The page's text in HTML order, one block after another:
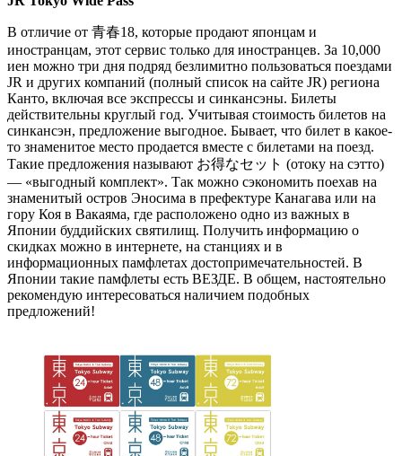
В отличие от 青春18, которые продают японцам и
иностранцам, этот сервис только для иностранцев. За 10,000
иен можно три дня подряд безлимитно пользоваться поездами
JR и других компаний (полный список на сайте JR) региона
Канто, включая все экспрессы и синкансэны. Билеты
действительны круглый год. Учитывая стоимость билетов на
синкансэн, предложение выгодное. Бывает, что билет в какое-
то знаменитое место продается вместе с билетами на поезд.
Такие предложения называют お得なセット (отоку на сэтто)
— «выгодный комплект». Так можно сэкономить поехав на
знаменитый остров Эносима в префектуре Канагава или на
гору Коя в Вакаяма, где расположено одно из важных в
Японии буддийских святилищ. Получить информацию о
скидках можно в интернете, на станциях и в
информационных памфлетах достопримечательностей. В
Японии такие памфлеты есть ВЕЗДЕ. В общем, настоятельно
рекомендую интересоваться наличием подобных
предложений!